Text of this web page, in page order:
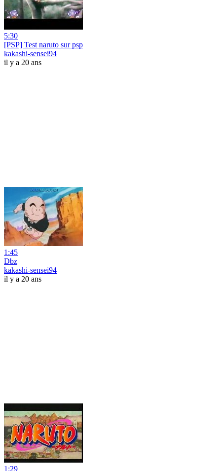
5:30
[PSP] Test naruto sur psp
kakashi-sensei94
il y a 20 ans
1:45
Dbz
kakashi-sensei94
il y a 20 ans
1:29